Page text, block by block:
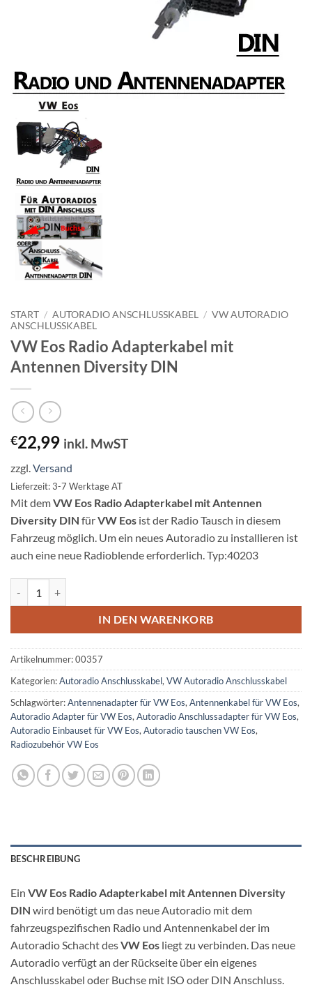
START / AUTORADIO ANSCHLUSSKABEL / VW AUTORADIO
ANSCHLUSSKABEL
VW Eos Radio Adapterkabel mit
Antennen Diversity DIN
€22,99 inkl. MwST
zzgl.Versand
Lieferzeit: 3-7 Werktage AT
Mit demVW Eos Radio Adapterkabel mit Antennen
Diversity DIN fürVW Eos ist der Radio Tausch in diesem
Fahrzeug möglich. Um ein neues Autoradio zu installieren ist
auch eine neue Radioblende erforderlich. Typ:40203
IN DEN WARENKORB
Artikelnummer:00357
Kategorien:Autoradio Anschlusskabel, VW Autoradio Anschlusskabel
Schlagwörter:Antennenadapter für VW Eos, Antennenkabel für VW Eos,
Autoradio Adapter für VW Eos, Autoradio Anschlussadapter für VW Eos,
Autoradio Einbauset für VW Eos, Autoradio tauschen VW Eos,
Radiozubehör VW Eos
BESCHREIBUNG
Ein VW Eos Radio Adapterkabel mit Antennen Diversity
DIN wird benötigt um das neue Autoradio mit dem
fahrzeugspezifischen Radio und Antennenkabel der im
Autoradio Schacht desVW Eos liegt zu verbinden. Das neue
Autoradio verfügt an der Rückseite über ein eigenes
Anschlusskabel oder Buchse mit ISO oder DIN Anschluss.